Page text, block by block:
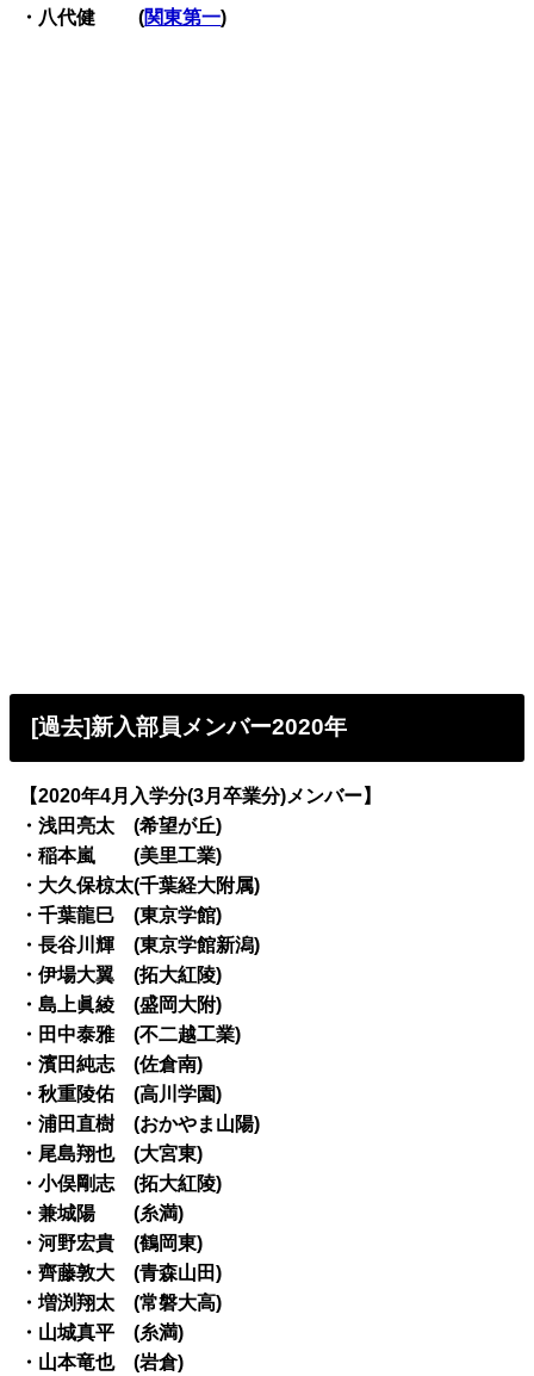
・八代健 (関東第一)
[過去]新入部員メンバー2020年
【2020年4月入学分(3月卒業分)メンバー】
・浅田亮太 (希望が丘)
・稲本嵐 (美里工業)
・大久保椋太(千葉経大附属)
・千葉龍巳 (東京学館)
・長谷川輝 (東京学館新潟)
・伊場大翼 (拓大紅陵)
・島上眞綾 (盛岡大附)
・田中泰雅 (不二越工業)
・濱田純志 (佐倉南)
・秋重陵佑 (高川学園)
・浦田直樹 (おかやま山陽)
・尾島翔也 (大宮東)
・小俣剛志 (拓大紅陵)
・兼城陽 (糸満)
・河野宏貴 (鶴岡東)
・齊藤敦大 (青森山田)
・増渕翔太 (常磐大高)
・山城真平 (糸満)
・山本竜也 (岩倉)